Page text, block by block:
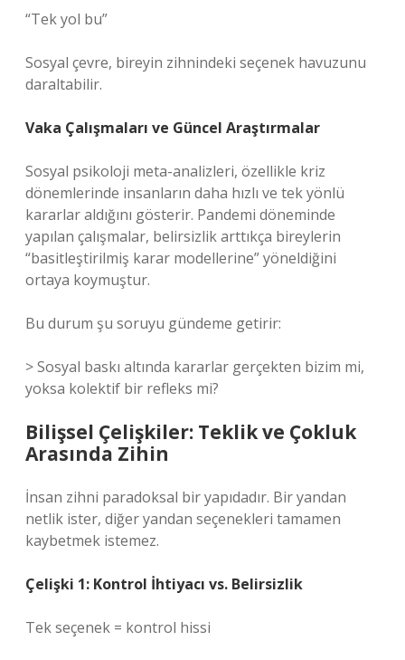
“Tek yol bu”
Sosyal çevre, bireyin zihnindeki seçenek havuzunu
daraltabilir.
Vaka Çalışmaları ve Güncel Araştırmalar
Sosyal psikoloji meta-analizleri, özellikle kriz
dönemlerinde insanların daha hızlı ve tek yönlü
kararlar aldığını gösterir. Pandemi döneminde
yapılan çalışmalar, belirsizlik arttıkça bireylerin
“basitleştirilmiş karar modellerine” yöneldiğini
ortaya koymuştur.
Bu durum şu soruyu gündeme getirir:
> Sosyal baskı altında kararlar gerçekten bizim mi,
yoksa kolektif bir refleks mi?
Bilişsel Çelişkiler: Teklik ve Çokluk
Arasında Zihin
İnsan zihni paradoksal bir yapıdadır. Bir yandan
netlik ister, diğer yandan seçenekleri tamamen
kaybetmek istemez.
Çelişki 1: Kontrol İhtiyacı vs. Belirsizlik
Tek seçenek = kontrol hissi